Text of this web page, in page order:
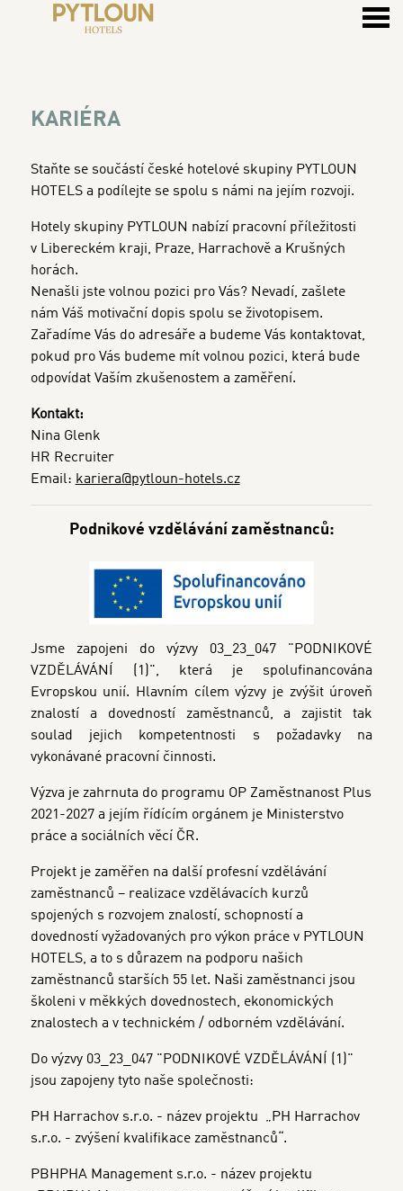
KARIÉRA
Staňte se součástí české hotelové skupiny PYTLOUN
HOTELS a podílejte se spolu s námi na jejím rozvoji.
Hotely skupiny PYTLOUN nabízí pracovní příležitosti
v Libereckém kraji, Praze, Harrachově a Krušných
horách.
Nenašli jste volnou pozici pro Vás? Nevadí, zašlete
nám Váš motivační dopis spolu se životopisem.
Zařadíme Vás do adresáře a budeme Vás kontaktovat,
pokud pro Vás budeme mít volnou pozici, která bude
odpovídat Vaším zkušenostem a zaměření.
Kontakt:
Nina Glenk
HR Recruiter
Email: kariera@pytloun-hotels.cz
Podnikové vzdělávání zaměstnanců:
Jsme zapojeni do výzvy 03_23_047 "PODNIKOVÉ
VZDĚLÁVÁNÍ (1)", která je spolufinancována
Evropskou unií. Hlavním cílem výzvy je zvýšit úroveň
znalostí a dovedností zaměstnanců, a zajistit tak
soulad jejich kompetentnosti s požadavky na
vykonávané pracovní činnosti.
Výzva je zahrnuta do programu OP Zaměstnanost Plus
2021-2027 a jejím řídícím orgánem je Ministerstvo
práce a sociálních věcí ČR.
Projekt je zaměřen na další profesní vzdělávání
zaměstnanců – realizace vzdělávacích kurzů
spojených s rozvojem znalostí, schopností a
dovedností vyžadovaných pro výkon práce v PYTLOUN
HOTELS, a to s důrazem na podporu našich
zaměstnanců starších 55 let. Naši zaměstnanci jsou
školeni v měkkých dovednostech, ekonomických
znalostech a v technickém / odborném vzdělávání.
Do výzvy 03_23_047 "PODNIKOVÉ VZDĚLÁVÁNÍ (1)"
jsou zapojeny tyto naše společnosti:
PH Harrachov s.r.o. - název projektu „PH Harrachov
s.r.o. - zvýšení kvalifikace zaměstnanců“.
PBHPHA Management s.r.o. - název projektu